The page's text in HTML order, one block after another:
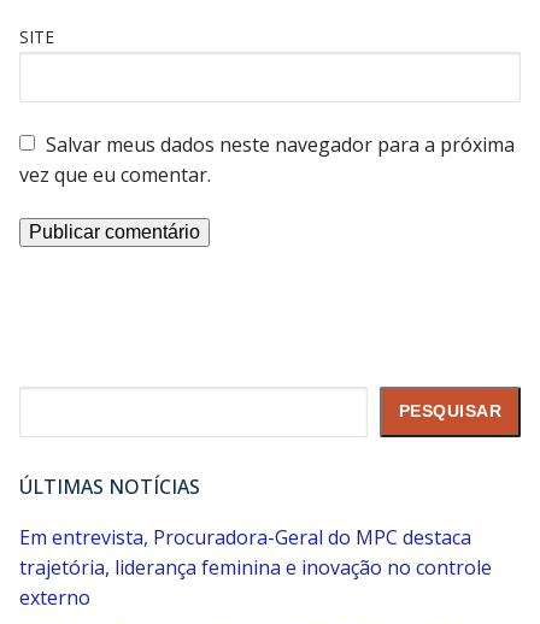
SITE
Salvar meus dados neste navegador para a próxima
vez que eu comentar.
PESQUISAR
ÚLTIMAS NOTÍCIAS
Em entrevista, Procuradora-Geral do MPC destaca
trajetória, liderança feminina e inovação no controle
externo